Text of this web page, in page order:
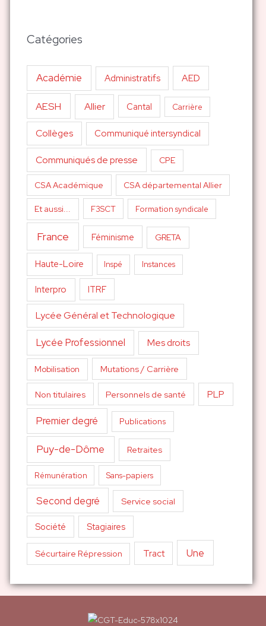
Catégories
Académie Administratifs AED
AESH Allier Cantal Carrière
Collèges Communiqué intersyndical
Communiqués de presse CPE
CSA Académique CSA départemental Allier
Et aussi... F3SCT Formation syndicale
France Féminisme GRETA
Haute-Loire Inspé Instances
Interpro ITRF
Lycée Général et Technologique
Lycée Professionnel Mes droits
Mobilisation Mutations / Carrière
Non titulaires Personnels de santé PLP
Premier degré Publications
Puy-de-Dôme Retraites
Rémunération Sans-papiers
Second degré Service social
Société Stagiaires
Sécurtaire Répression Tract Une